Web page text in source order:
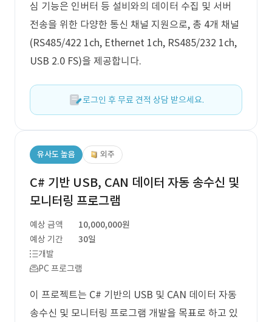
심 기능은 인버터 등 설비와의 데이터 수집 및 서버
전송을 위한 다양한 통신 채널 지원으로, 총 4개 채널
(RS485/422 1ch, Ethernet 1ch, RS485/232 1ch,
USB 2.0 FS)을 제공합니다.
로그인 후 무료 견적 상담 받으세요.
유사도 높음 외주
C# 기반 USB, CAN 데이터 자동 송수신 및
모니터링 프로그램
예상 금액
10,000,000원
예상 기간
30일
개발
PC 프로그램
이 프로젝트는 C# 기반의 USB 및 CAN 데이터 자동
송수신 및 모니터링 프로그램 개발을 목표로 하고 있